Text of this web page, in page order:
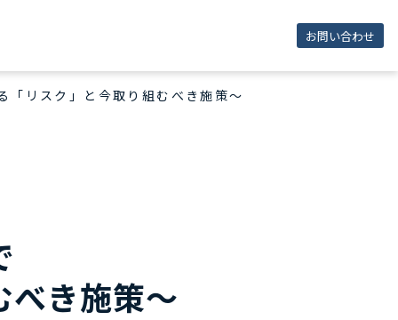
お問い合わせ
リスク」と今取り組むべき施策～
べき施策～